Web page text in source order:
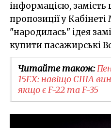
інформацією, замість
пропозиції у Кабінеті
"народилась" ідея
купити пасажирські
Читайте також:
15EX: навіщо США
якщо є F-22 та F-35